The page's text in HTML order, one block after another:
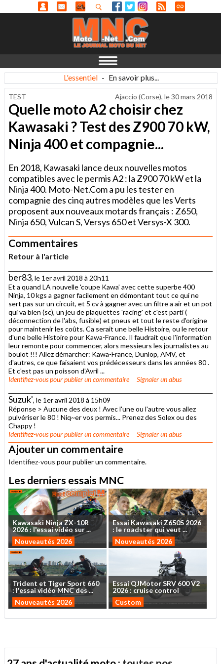
L'essentiel - En savoir plus...
TEST Ajaccio (Corse), le30 mars 2018
Quelle moto A2 choisir chez
Kawasaki ? Test des Z900 70 kW,
Ninja 400 et compagnie...
En 2018, Kawasaki lance deux nouvelles motos
compatibles avec le permis A2 : la Z900 70 kW et la
Ninja 400. Moto-Net.Com a pu les tester en
compagnie des cinq autres modèles que les Verts
proposent aux nouveaux motards français : Z650,
Ninja 650, Vulcan S, Versys 650 et Versys-X 300.
Commentaires
Retour à l'article
ber83, le 1er avril 2018 à 20h11
Et a quand LA nouvelle 'coupe Kawa' avec cette superbe 400
Ninja, 10 kgs a gagner facilement en démontant tout ce qui ne
sert pas sur un circuit, et 5 cv à gagner avec un filtre a air et un pot
qui va bien (sc), un jeu de plaquettes 'racing' et c'est parti (
déconnection de l'abs, fusible) et pneus et tout le reste d'origine
pour maintenir les coûts. Ca serait une belle Histoire, ou le retour
d'une belle Histoire pour Kawa-France. Il faudrait que l'information
leur remonte pour commencer, alors messieurs les journalistes au
boulot !!! Allez démarcher: Kawa-France, Dunlop, AMV, et
d'autres, ce que faisaient vos prédécesseurs dans les années 80 .
Et c'est pas un poisson d'Avril ...
Identifiez-vouspour publier un commentaire Signaler un abus
Suzuk', le 1er avril 2018 à 15h09
Réponse > Aucune des deux ! Avec l'une ou l'autre vous allez
pulvériser le 80 ! Niq~er vos permis... Prenez des Solex ou des
Chappy !
Identifiez-vouspour publier un commentaire Signaler un abus
Ajouter un commentaire
Identifiez-vous pour publier un commentaire.
Les derniers essais MNC
Kawasaki NinjaZX-10R
2026: l'essaividéo sur...
Nouveautés 2026
Essai KawasakiZ650S 2026
: le roadsterquiveut ...
Nouveautés 2026
Trident et TigerSport 660
: l'essaividéoMNCdes...
Nouveautés 2026
EssaiQJMotorSRV 600V2
2026 : cruise control
Custom